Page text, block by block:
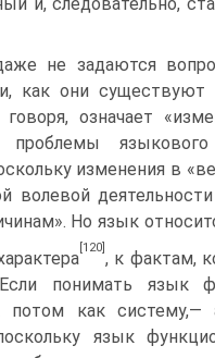
не задаются
как они существуют
говоря, означает
проблемы
изменения в
волевой
Но язык
[120]
, к фактам,
понимать язык
потом как систему,—
язык